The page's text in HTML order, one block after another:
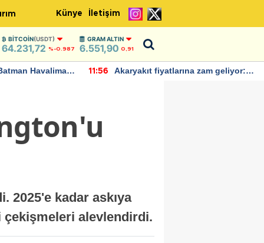
Künye İletişim
BITCOIN(USDT)
64.231,72 %-0.987
GRAM ALTIN
6.551,90 0,91
Havalimanı
11:56
Akaryakıt fiyatlarına zam geliyor:
2025'e kadar askıya
çekişmeleri alevlendirdi.